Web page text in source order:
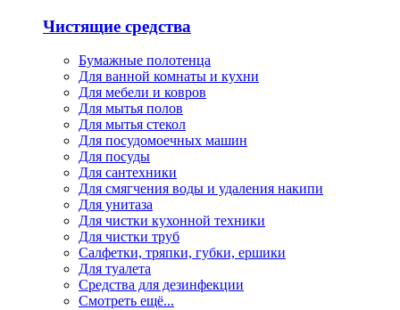
Чистящие средства
Бумажные полотенца
Для ванной комнаты и кухни
Для мебели и ковров
Для мытья полов
Для мытья стекол
Для посудомоечных машин
Для посуды
Для сантехники
Для смягчения воды и удаления накипи
Для унитаза
Для чистки кухонной техники
Для чистки труб
Салфетки, тряпки, губки, ершики
Для туалета
Средства для дезинфекции
Смотреть ещё...